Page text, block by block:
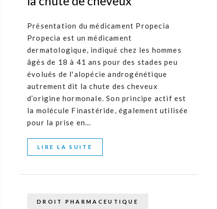
Présentation du médicament Propecia
Propecia est un médicament
dermatologique, indiqué chez les hommes
âgés de 18 à 41 ans pour des stades peu
évolués de l'alopécie androgénétique
autrement dit la chute des cheveux
d’origine hormonale. Son principe actif est
la molécule Finastéride, également utilisée
pour la prise en…
LIRE LA SUITE
DROIT PHARMACEUTIQUE